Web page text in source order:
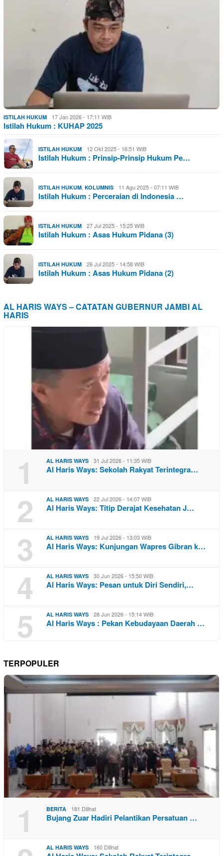
ISTILAH HUKUM 17 Jan 2026 - 17:11 WIB
Istilah Hukum : KUHAP 2025
ISTILAH HUKUM 12 Okt 2025 - 16:51 WIB
Istilah Hukum : Prinsip-Prinsip Hukum Pe…
ISTILAH HUKUM, KOLUMNIS 11 Agu 2025 - 07:11 WIB
Istilah Hukum : Perceraian di Indonesia …
ISTILAH HUKUM 27 Jul 2025 - 15:25 WIB
Istilah Hukum : Asas Hukum Pidana (3)
ISTILAH HUKUM 26 Jul 2025 - 14:58 WIB
Istilah Hukum : Asas Hukum Pidana (2)
AL HARIS WAYS – CATATAN GUBERNUR JAMBI AL
HARIS
1 AL HARIS WAYS 31 Jul 2026 - 11:35 WIB
Al Haris Ways: Sekolah Rakyat Terintegra…
2 AL HARIS WAYS 22 Jul 2026 - 14:07 WIB
Al Haris Ways: Titip Derajat Kesehatan J…
3 AL HARIS WAYS 19 Jul 2026 - 13:03 WIB
Al Haris Ways: Kunjungan Wapres Gibran k…
4 AL HARIS WAYS 30 Jun 2026 - 15:50 WIB
Al Haris Ways: Pesan untuk Diri Sendiri,…
5 AL HARIS WAYS 28 Jun 2026 - 15:14 WIB
Al Haris Ways : Pekan Kebudayaan Daerah …
TERPOPULER
1 BERITA 181 Dilihat
Bujang Zuar Hadiri Pelantikan Persatuan …
AL HARIS WAYS 160 Dilihat